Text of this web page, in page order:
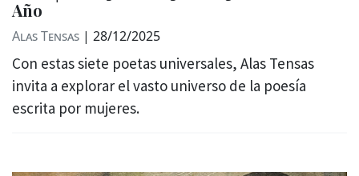
Año
Alas Tensas | 28/12/2025
Con estas siete poetas universales, Alas Tensas
invita a explorar el vasto universo de la poesía
escrita por mujeres.